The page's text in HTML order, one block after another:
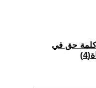
كلمة حق في